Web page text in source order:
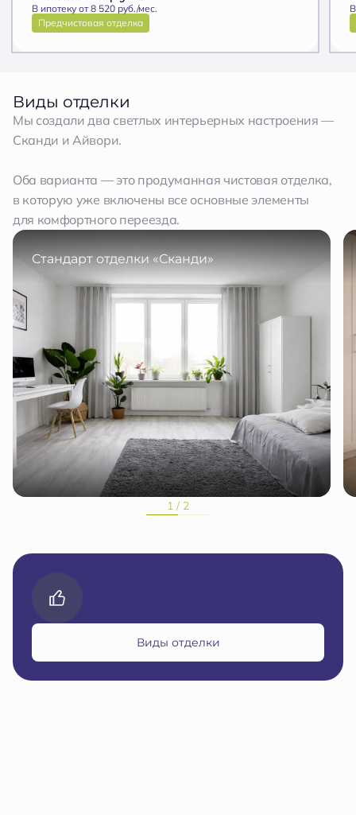
В ипотеку от 8 520 руб./мес.
Предчистовая отделка
Виды отделки
Мы создали два светлых интерьерных настроения —
Сканди и Айвори.
Оба варианта — это продуманная чистовая отделка,
в которую уже включены все основные элементы
для комфортного переезда.
Стандарт отделки «Сканди»
1 / 2
Виды отделки